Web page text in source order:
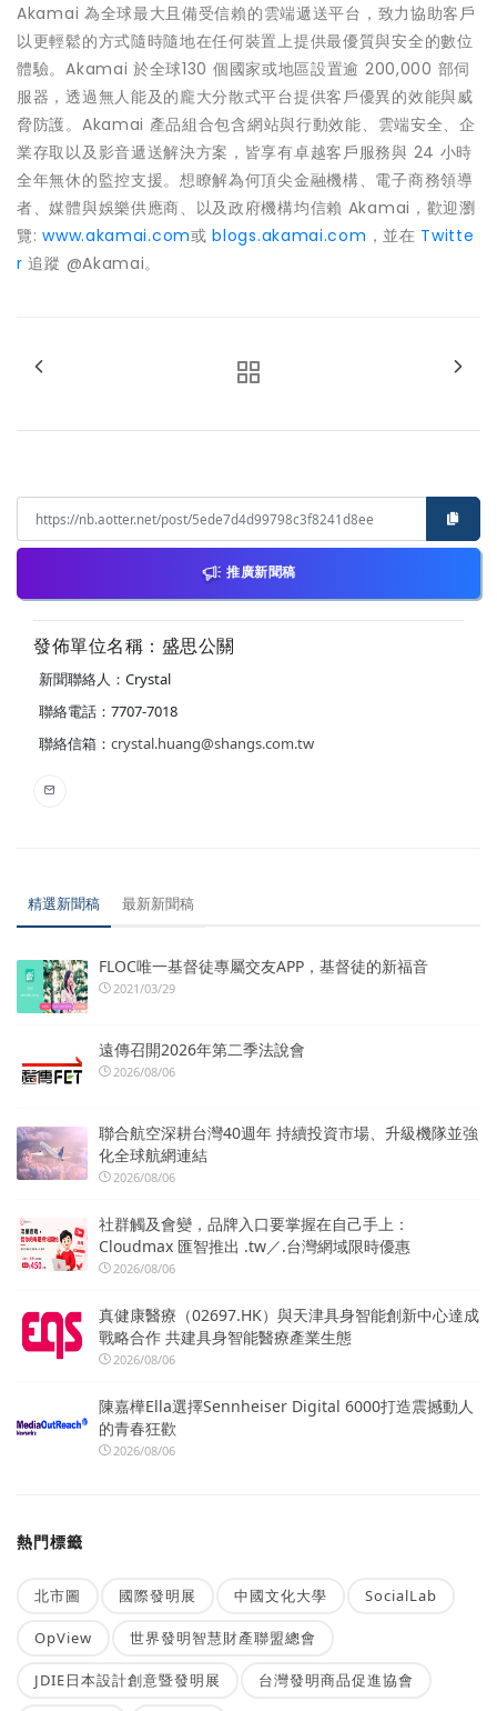
Akamai 為全球最大且備受信賴的雲端遞送平台，致力協助客戶
以更輕鬆的方式隨時隨地在任何裝置上提供最優質與安全的數位
體驗。Akamai 於全球130 個國家或地區設置逾 200,000 部伺
服器，透過無人能及的龐大分散式平台提供客戶優異的效能與威
脅防護。Akamai 產品組合包含網站與行動效能、雲端安全、企
業存取以及影音遞送解決方案，皆享有卓越客戶服務與 24 小時
全年無休的監控支援。想瞭解為何頂尖金融機構、電子商務領導
者、媒體與娛樂供應商、以及政府機構均信賴 Akamai，歡迎瀏
覽:www.akamai.com或blogs.akamai.com ，並在 Twitte
r追蹤 @Akamai。
推廣新聞稿
發佈單位名稱：盛思公關
新聞聯絡人：Crystal
聯絡電話：7707-7018
聯絡信箱： crystal.huang@shangs.com.tw
精選新聞稿 最新新聞稿
FLOC唯一基督徒專屬交友APP，基督徒的新福音
2021/03/29
遠傳召開2026年第二季法說會
2026/08/06
聯合航空深耕台灣40週年 持續投資市場、升級機隊並強
化全球航網連結
2026/08/06
社群觸及會變，品牌入口要掌握在自己手上：
Cloudmax 匯智推出 .tw／.台灣網域限時優惠
2026/08/06
真健康醫療（02697.HK）與天津具身智能創新中心達成
戰略合作 共建具身智能醫療產業生態
2026/08/06
陳嘉樺Ella選擇Sennheiser Digital 6000打造震撼動人
的青春狂歡
2026/08/06
熱門標籤
北市圖 國際發明展 中國文化大學 SocialLab
OpView 世界發明智慧財產聯盟總會
JDIE日本設計創意暨發明展 台灣發明商品促進協會